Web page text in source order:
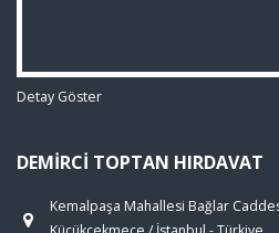
Detay Göster
DEMIRCI TOPTAN HIRDAVAT
Kemalpaşa Mahallesi Bağlar